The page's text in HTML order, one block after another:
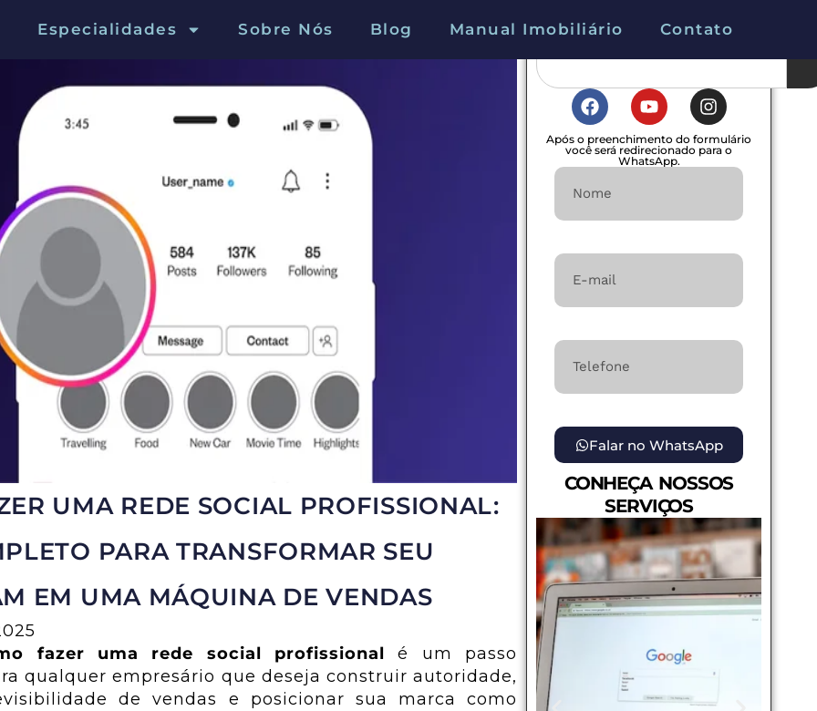
Especialidades Sobre Nós Blog Manual Imobiliário Contato
Após o preenchimento do formulário
você será redirecionado para o
WhatsApp.
Falar no WhatsApp
CONHEÇA NOSSOS
SERVIÇOS
UMA REDE SOCIAL PROFISSIONAL:
PARA TRANSFORMAR SEU
EM UMA MÁQUINA DE VENDAS
fazer uma rede social profissional é um passo
qualquer empresário que deseja construir autoridade,
de vendas e posicionar sua marca como